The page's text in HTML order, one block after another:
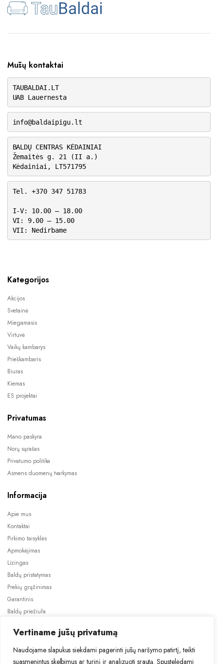
Vertiname jūsų privatumą
Naudojame slapukus siekdami pagerinti jūsų naršymo patirtį, teikti
suasmenintus skelbimus ar turinį ir analizuoti srautą. Spustelėdami
Mūsų kontaktai
TAUBALDAI.LT
UAB Lauernesta
info@baldaipigu.lt
BALDŲ CENTRAS KĖDAINIAI
Žemaitės g. 21 (II a.)
Kėdainiai, LT571795
Tel. +370 347 51783
I-V: 10.00 – 18.00
VI: 9.00 – 15.00
VII: Nedirbame
Kategorijos
Akcijos
Svetainė
Miegamasis
Virtuvė
Vaikų kambarys
Prieškambaris
Biuras
Kiemas
ES projektai
Privatumas
Mano paskyra
Norų sąrašas
Privatumo politika
Asmens duomenų tvarkymas
Informacija
Apie mus
Kontaktai
Pirkimo taisyklės
Apmokėjimas
Lizingas
Baldų pristatymas
Prekių grąžinimas
Garantinis
Baldų priežiūra